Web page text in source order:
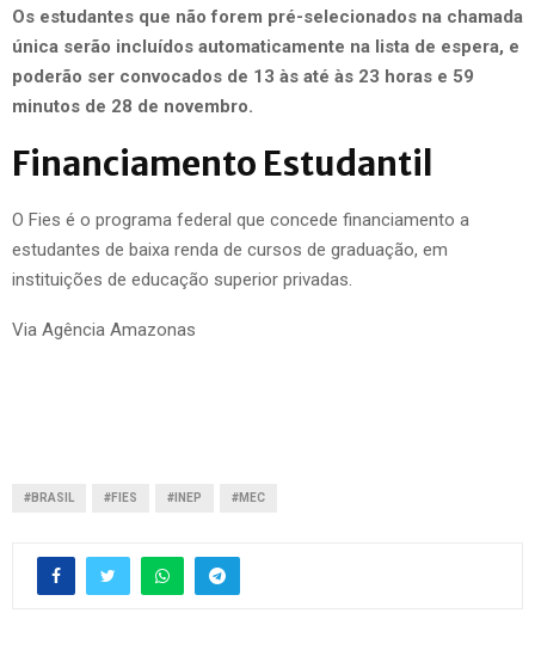
Os estudantes que não forem pré-selecionados na chamada
única serão incluídos automaticamente na lista de espera, e
poderão ser convocados de 13 às até às 23 horas e 59
minutos de 28 de novembro.
Financiamento Estudantil
O Fies é o programa federal que concede financiamento a
estudantes de baixa renda de cursos de graduação, em
instituições de educação superior privadas.
Via Agência Amazonas
#BRASIL #FIES #INEP #MEC